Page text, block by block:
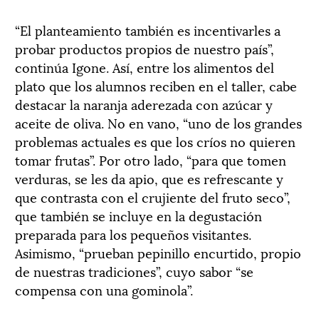
“El planteamiento también es incentivarles a
probar productos propios de nuestro país”,
continúa Igone. Así, entre los alimentos del
plato que los alumnos reciben en el taller, cabe
destacar la naranja aderezada con azúcar y
aceite de oliva. No en vano, “uno de los grandes
problemas actuales es que los críos no quieren
tomar frutas”. Por otro lado, “para que tomen
verduras, se les da apio, que es refrescante y
que contrasta con el crujiente del fruto seco”,
que también se incluye en la degustación
preparada para los pequeños visitantes.
Asimismo, “prueban pepinillo encurtido, propio
de nuestras tradiciones”, cuyo sabor “se
compensa con una gominola”.